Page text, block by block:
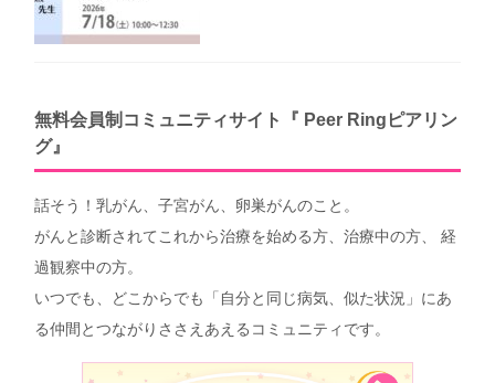
無料会員制コミュニティサイト『 Peer Ringピアリン
グ』
話そう！乳がん、子宮がん、卵巣がんのこと。
がんと診断されてこれから治療を始める方、治療中の方、 経
過観察中の方。
いつでも、どこからでも「自分と同じ病気、似た状況」にあ
る仲間とつながりささえあえるコミュニティです。